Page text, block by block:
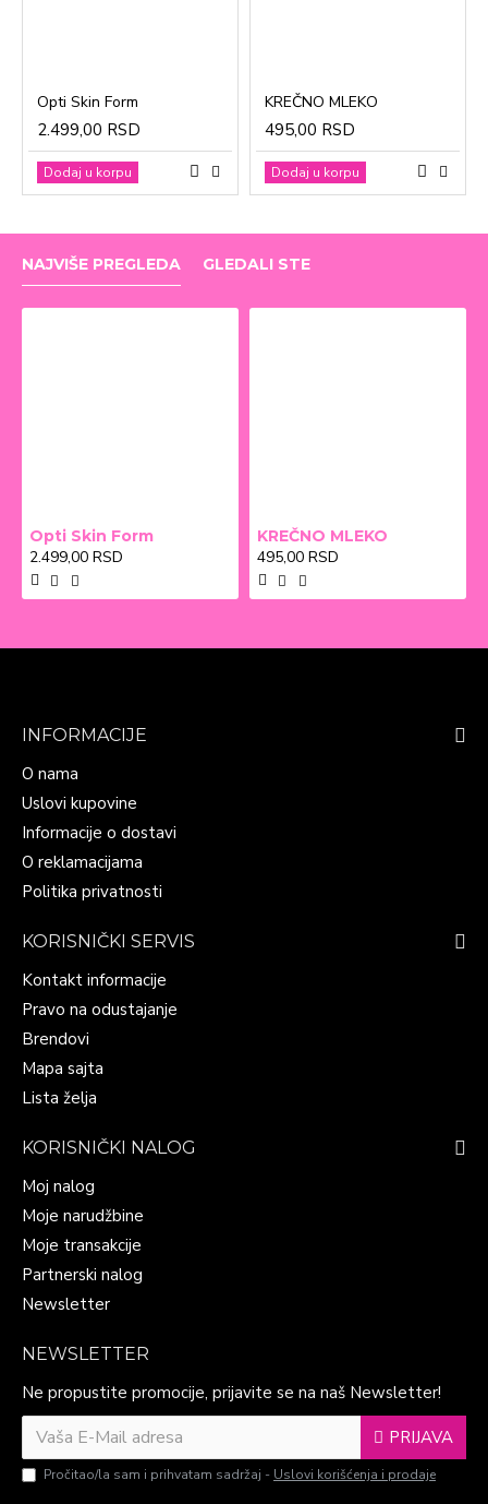
Opti Skin Form
2.499,00 RSD
Dodaj u korpu
KREČNO MLEKO
495,00 RSD
Dodaj u korpu
NAJVIŠE PREGLEDA GLEDALI STE
Opti Skin Form
2.499,00 RSD
KREČNO MLEKO
495,00 RSD
INFORMACIJE
O nama
Uslovi kupovine
Informacije o dostavi
O reklamacijama
Politika privatnosti
KORISNIČKI SERVIS
Kontakt informacije
Pravo na odustajanje
Brendovi
Mapa sajta
Lista želja
KORISNIČKI NALOG
Moj nalog
Moje narudžbine
Moje transakcije
Partnerski nalog
Newsletter
NEWSLETTER
Ne propustite promocije, prijavite se na naš Newsletter!
PRIJAVA
Pročitao/la sam i prihvatam sadržaj - Uslovi korišćenja i prodaje